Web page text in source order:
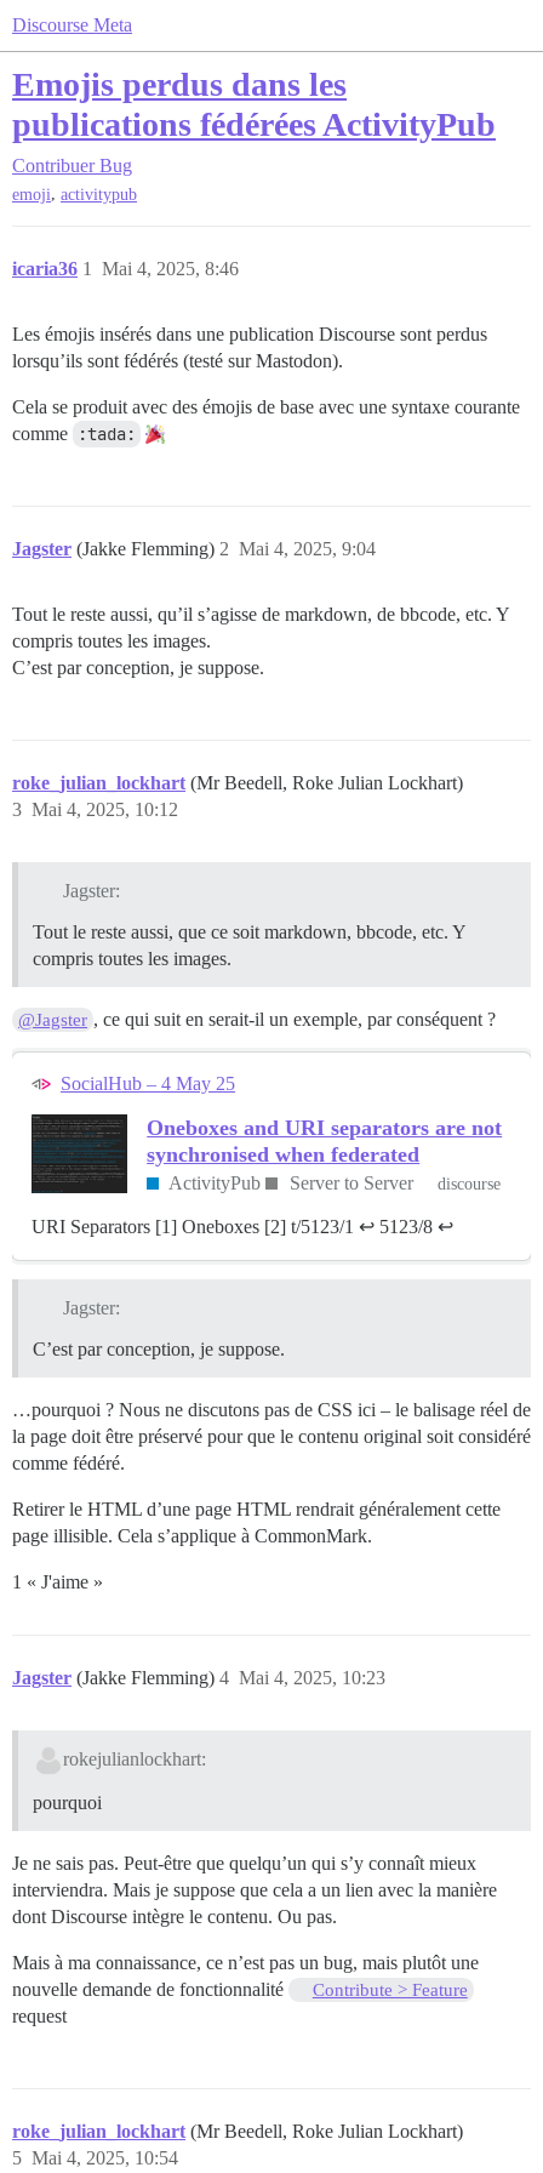
Discourse Meta
Emojis perdus dans les
publications fédérées ActivityPub
Contribuer Bug
emoji, activitypub
icaria36 Mai 4, 2025, 8:46
1
Les émojis insérés dans une publication Discourse sont perdus
lorsqu’ils sont fédérés (testé sur Mastodon).
Cela se produit avec des émojis de base avec une syntaxe courante
comme
:tada:
Jagster (Jakke Flemming) Mai 4, 2025, 9:04
2
Tout le reste aussi, qu’il s’agisse de markdown, de bbcode, etc. Y
compris toutes les images.
C’est par conception, je suppose.
roke_julian_lockhart (Mr Beedell, Roke Julian Lockhart)
Mai 4, 2025, 10:12
3
Jagster:
Tout le reste aussi, que ce soit markdown, bbcode, etc. Y
compris toutes les images.
@Jagster , ce qui suit en serait-il un exemple, par conséquent ?
SocialHub – 4 May 25
Oneboxes and URI separators are not
synchronised when federated
ActivityPub Server to Server discourse
URI Separators [1] Oneboxes [2] t/5123/1 ↩︎ 5123/8 ↩︎
Jagster:
C’est par conception, je suppose.
…pourquoi ? Nous ne discutons pas de CSS ici – le balisage réel de
la page doit être préservé pour que le contenu original soit considéré
comme fédéré.
Retirer le HTML d’une page HTML rendrait généralement cette
page illisible. Cela s’applique à CommonMark.
1 « J'aime »
Jagster (Jakke Flemming) Mai 4, 2025, 10:23
4
rokejulianlockhart:
pourquoi
Je ne sais pas. Peut-être que quelqu’un qui s’y connaît mieux
interviendra. Mais je suppose que cela a un lien avec la manière
dont Discourse intègre le contenu. Ou pas.
Mais à ma connaissance, ce n’est pas un bug, mais plutôt une
nouvelle demande de fonctionnalité
Contribute > Feature
request
roke_julian_lockhart (Mr Beedell, Roke Julian Lockhart)
Mai 4, 2025, 10:54
5